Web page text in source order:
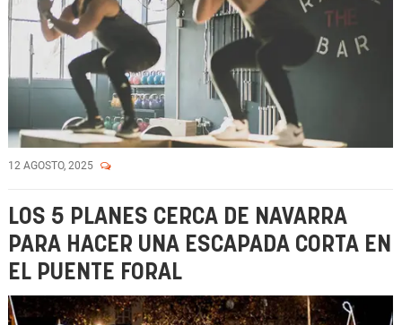
12 AGOSTO, 2025
LOS 5 PLANES CERCA DE NAVARRA
PARA HACER UNA ESCAPADA CORTA EN
EL PUENTE FORAL